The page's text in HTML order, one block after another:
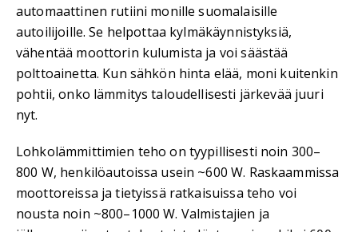
automaattinen rutiini monille suomalaisille
autoilijoille. Se helpottaa kylmäkäynnistyksiä,
vähentää moottorin kulumista ja voi säästää
polttoainetta. Kun sähkön hinta elää, moni kuitenkin
pohtii, onko lämmitys taloudellisesti järkevää juuri
nyt.
Lohkolämmittimien teho on tyypillisesti noin 300–
800 W, henkilöautoissa usein ~600 W. Raskaammissa
moottoreissa ja tietyissä ratkaisuissa teho voi
nousta noin ~800–1000 W. Valmistajien ja